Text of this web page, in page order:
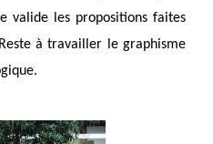
valide les propositions faites
à travailler le graphisme